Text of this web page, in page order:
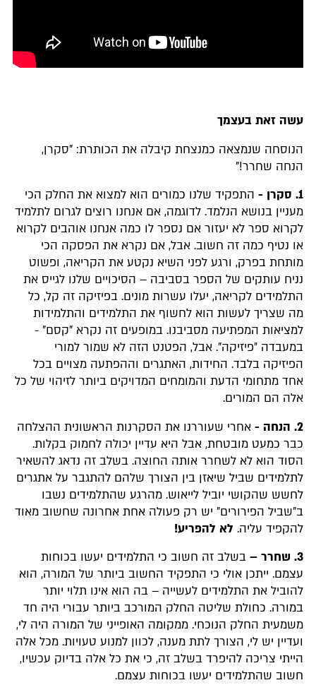
עשה זאת בעצמך
הנוסחה שנמצאה כמנצחת קיבלה את הכותרת: "סקרן,
הנחה שחרר!"
1. סקרן -
התפקיד שלנו כמורים הוא למצוא את החלק הכי
מעניין בנושא הנלמד. לדוגמה, אם אנחנו רוצים לגרום לתלמיד
לקרוא ספר לא יעזור אם נספר לו כמה אנחנו אוהבים לקרוא
או נטיף כמה זה חשוב. אבל, אם נקרא את הפסקה הכי
מותחת בפרק, ורגע לפני השיא נקטע את הקריאה, ופשוט
נניח עותקים של הספר בסביבה – הסיכויים שלנו לגייס את
התלמידים לקריאה, יעלו עשרות מונים. בפיזיקה זה קל, כל
מה שצריך לעשות הוא לחשוף את התלמידים והתלמידות
למציאות המפתיעה מסביבנו. במופעים זה נקרא "קסם" -
במעבדה ״פיזיקה". אבל, הפטנט הזה לא שמור למורי
הפיזיקה בלבד. החידות, האתגרים וההפתעה מצויים בכל
אחד מתחומי הדעת והמומחים המדויקים ביותר לזיהוי של כל
אלה הם המורים.
2. הנחה -
אחרי שעוררנו את הסקרנות הראשונית ההצלחה
כבר כמעט מובטחת, אבל היא עדיין יכולה לחמוק בקלות.
הסוד הוא לא לשחרר אותה החוצה. בשלב זה נדאג להשאיר
לתלמידים שביל שיאזן בין הצורך שלהם להתגבר על אתגרים
לחשש שהקושי יוביל לייאוש. מהרגע שהתלמידים נשבו
ב"שביל הפירורים" יש רק פעולה אחת אחרונה שחשוב מאוד
להקפיד עליה.לא להפריע!
3. שחרר –
בשלב זה חשוב כי התלמידים יעשו בכוחות
עצמם. ייתכן אולי כי התפקיד החשוב ביותר של המורה, הוא
להוביל את התלמידים לעשייה – בה הוא אינו תלוי יותר
במורה. כחולת שליטה החלק המורכב ביותר עבורי היה חד
משמעית החלק הנוכחי. ממקומה האופייני של המורה היה לי,
ועדיין יש לי, הצורך לתת מענה, לכוון למנוע טעויות. מכל אלה
הייתי צריכה להיפרד בשלב זה, כי את כל אלה בדיוק עכשיו,
חשוב שהתלמידים יעשו בכוחות עצמם.